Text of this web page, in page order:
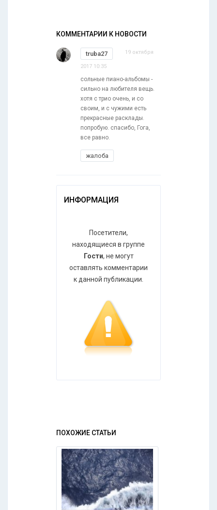
КОММЕНТАРИИ К НОВОСТИ
truba27 19 октября
2017 10:35
сольные пиано-альбомы -
сильно на любителя вещь.
хотя с трио очень, и со
своим, и с чужими есть
прекрасные расклады.
попробую. спасибо, Гога,
все равно.
жалоба
ИНФОРМАЦИЯ
Посетители,
находящиеся в группе
Гости, не могут
оставлять комментарии
к данной публикации.
ПОХОЖИЕ СТАТЬИ